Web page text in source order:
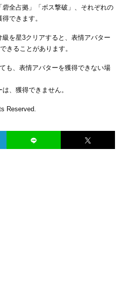
全占拠」「ボス撃破」、それぞれの
できます。
を星3クリアすると、表情アバター
きることがあります。
も、表情アバターを獲得できない場
、獲得できません。
Reserved.